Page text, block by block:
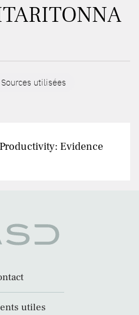
Sources utilisées
Evidence
utiles